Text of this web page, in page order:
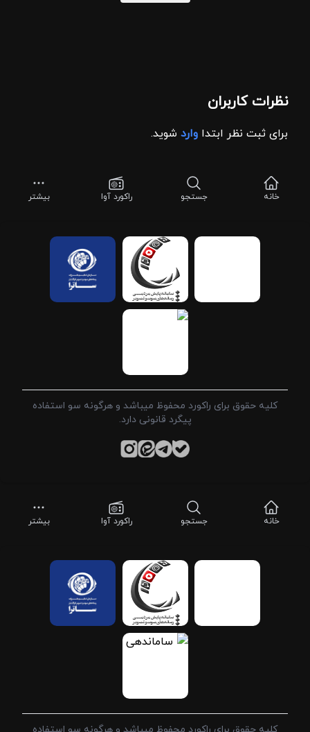
نظرات کاربران
برای ثبت نظر ابتدا وارد شوید.
خانه جستجو راکورد آوا بیشتر
کلیه حقوق برای راکورد محفوظ میباشد و هرگونه سو استفاده
پیگرد قانونی دارد.
خانه جستجو راکورد آوا بیشتر